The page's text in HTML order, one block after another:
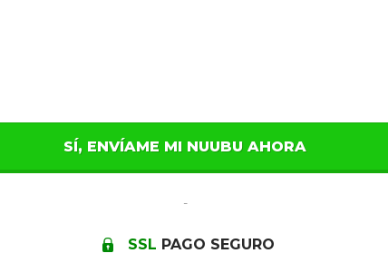
SÍ, ENVÍAME MI NUUBU AHORA
-
SSL PAGO SEGURO